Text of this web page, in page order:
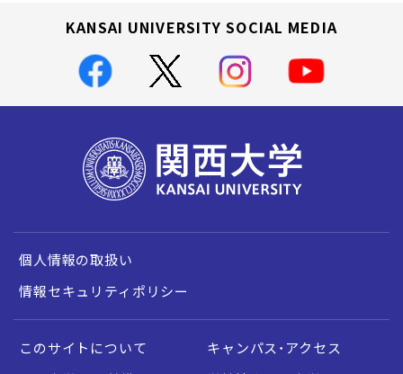
KANSAI UNIVERSITY SOCIAL MEDIA
個人情報の取扱い
情報セキュリティポリシー
このサイトについて
キャンパス・アクセス